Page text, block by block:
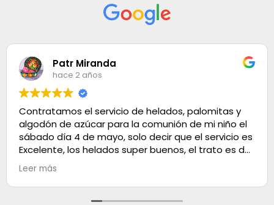
Patr Miranda
hace 2 años
Contratamos el servicio de helados, palomitas y
algodón de azúcar para la comunión de mi niño el
sábado día 4 de mayo, solo decir que el servicio es
Excelente, los helados super buenos, el trato es de
100. Muchas gracias
Leer más